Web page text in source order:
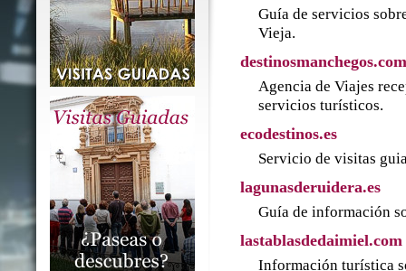
Guía de servicios
Vieja.
destinosmanchegos.com
Agencia de Viajes
servicios turísticos.
ecodestinos.es
Servicio de visitas
lagunasderuidera.es
Guía de información
lastablasdedaimiel.com
Información turística